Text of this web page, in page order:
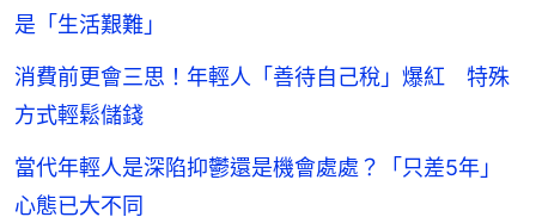
是「生活艱難」
消費前更會三思！年輕人「善待自己稅」爆紅 特殊
方式輕鬆儲錢
當代年輕人是深陷抑鬱還是機會處處？「只差5年」
心態已大不同